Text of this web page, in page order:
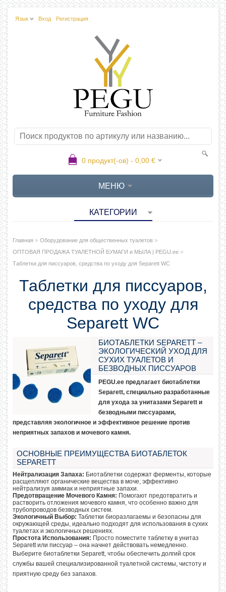
Язык Вход Регистрация
0 продукт(-ов) - 0,00 €
МЕНЮ
КАТЕГОРИИ
Главная » Оборудование для общественных туалетов »
ОПТОВАЯ ПРОДАЖА ТУАЛЕТНОЙ БУМАГИ и МЫЛА | PEGU.ee »
Таблетки для писсуаров, средства по уходу для Separett WC
Таблетки для писсуаров,
средства по уходу для
Separett WC
БИОТАБЛЕТКИ SEPARETT –
ЭКОЛОГИЧЕСКИЙ УХОД ДЛЯ
СУХИХ ТУАЛЕТОВ И
БЕЗВОДНЫХ ПИССУАРОВ
PEGU.ee предлагает биотаблетки
Separett, специально разработанные
для ухода за унитазами Separett и
безводными писсуарами,
представляя экологичное и эффективное решение против
неприятных запахов и мочевого камня.
ОСНОВНЫЕ ПРЕИМУЩЕСТВА БИОТАБЛЕТОК
SEPARETT
Нейтрализация Запаха: Биотаблетки содержат ферменты, которые
расщепляют органические вещества в моче, эффективно
нейтрализуя аммиак и неприятные запахи.
Предотвращение Мочевого Камня: Помогают предотвратить и
растворить отложения мочевого камня, что особенно важно для
трубопроводов безводных систем.
Экологичный Выбор: Таблетки биоразлагаемы и безопасны для
окружающей среды, идеально подходят для использования в сухих
туалетах и экологичных решениях.
Простота Использования: Просто поместите таблетку в унитаз
Separett или писсуар – она начнет действовать немедленно.
Выберите биотаблетки Separett, чтобы обеспечить долгий срок
службы вашей специализированной туалетной системы, чистоту и
приятную среду без запахов.